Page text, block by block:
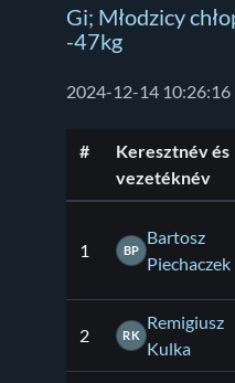
Gi; Młodzicy
-47kg
2024-12-14 10:26:16
#
Keresztnév és
vezetéknév
1 BP
Bartosz
Piechaczek
2 RK
Remigiusz
Kulka